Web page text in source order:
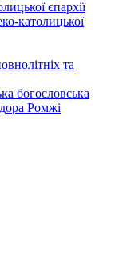
єпархії
католицької
та
богословська
Ромжі